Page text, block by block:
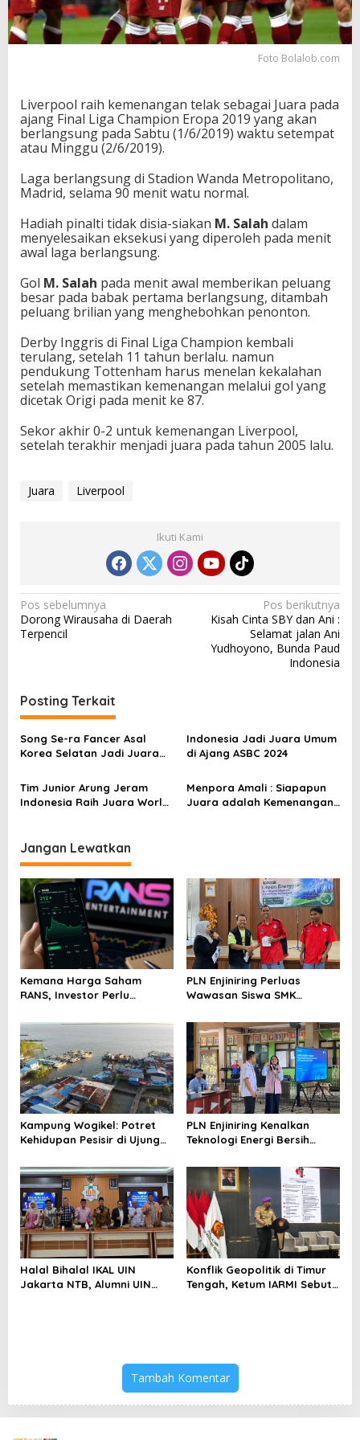
h
a
m
2
0
1
9
Foto Bolalob.com
Liverpool raih kemenangan telak sebagai Juara pada
ajang Final Liga Champion Eropa 2019 yang akan
berlangsung pada Sabtu (1/6/2019) waktu setempat
atau Minggu (2/6/2019).
Laga berlangsung di Stadion Wanda Metropolitano,
Madrid, selama 90 menit watu normal.
Hadiah pinalti tidak disia-siakan M. Salah dalam
menyelesaikan eksekusi yang diperoleh pada menit
awal laga berlangsung.
Gol M. Salah pada menit awal memberikan peluang
besar pada babak pertama berlangsung, ditambah
peluang brilian yang menghebohkan penonton.
Derby Inggris di Final Liga Champion kembali
terulang, setelah 11 tahun berlalu. namun
pendukung Tottenham harus menelan kekalahan
setelah memastikan kemenangan melalui gol yang
dicetak Origi pada menit ke 87.
Sekor akhir 0-2 untuk kemenangan Liverpool,
setelah terakhir menjadi juara pada tahun 2005 lalu.
Juara Liverpool
Ikuti Kami
N
a
g
a
s
i
p
o
Pos sebelumnya
Dorong Wirausaha di Daerah
Terpencil
Pos berikutnya
Kisah Cinta SBY dan Ani :
Selamat jalan Ani
Yudhoyono, Bunda Paud
Indonesia
Posting Terkait
Song Se-ra Fancer Asal
Korea Selatan Jadi Juara
2025 Usai Kalahkan Atlet
China
Indonesia Jadi Juara Umum
di Ajang ASBC 2024
Tim Junior Arung Jeram
Indonesia Raih Juara World
Menpora Amali : Siapapun
Juara adalah Kemenangan
Jangan Lewatkan
Kemana Harga Saham
RANS, Investor Perlu
Menghindari Spekulasi
Berlebihan
PLN Enjiniring Perluas
Wawasan Siswa SMK
Perubahan Iklim
Kampung Wogikel: Potret
Kehidupan Pesisir di Ujung
Bertahan di Tengah
Keterbatasan
PLN Enjiniring Kenalkan
Teknologi Energi Bersih
Halal Bihalal IKAL UIN
Jakarta NTB, Alumni UIN
Konflik Geopolitik di Timur
Tengah, Ketum IARMI Sebut
Tambah Komentar